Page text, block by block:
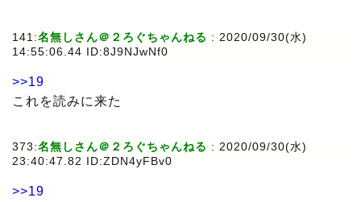
141:名無しさん＠２ろぐちゃんねる : 2020/09/30(水)
14:55:06.44 ID:8J9NJwNf0
>>19
これを読みに来た
373:名無しさん＠２ろぐちゃんねる : 2020/09/30(水)
23:40:47.82 ID:ZDN4yFBv0
>>19